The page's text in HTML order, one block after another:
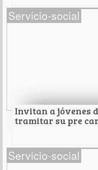
Con
fallecimiento
Servicio-social
Invitan a jóvenes
tramitar su pre
Invitan a jóvenes
tramitar
Servicio-social